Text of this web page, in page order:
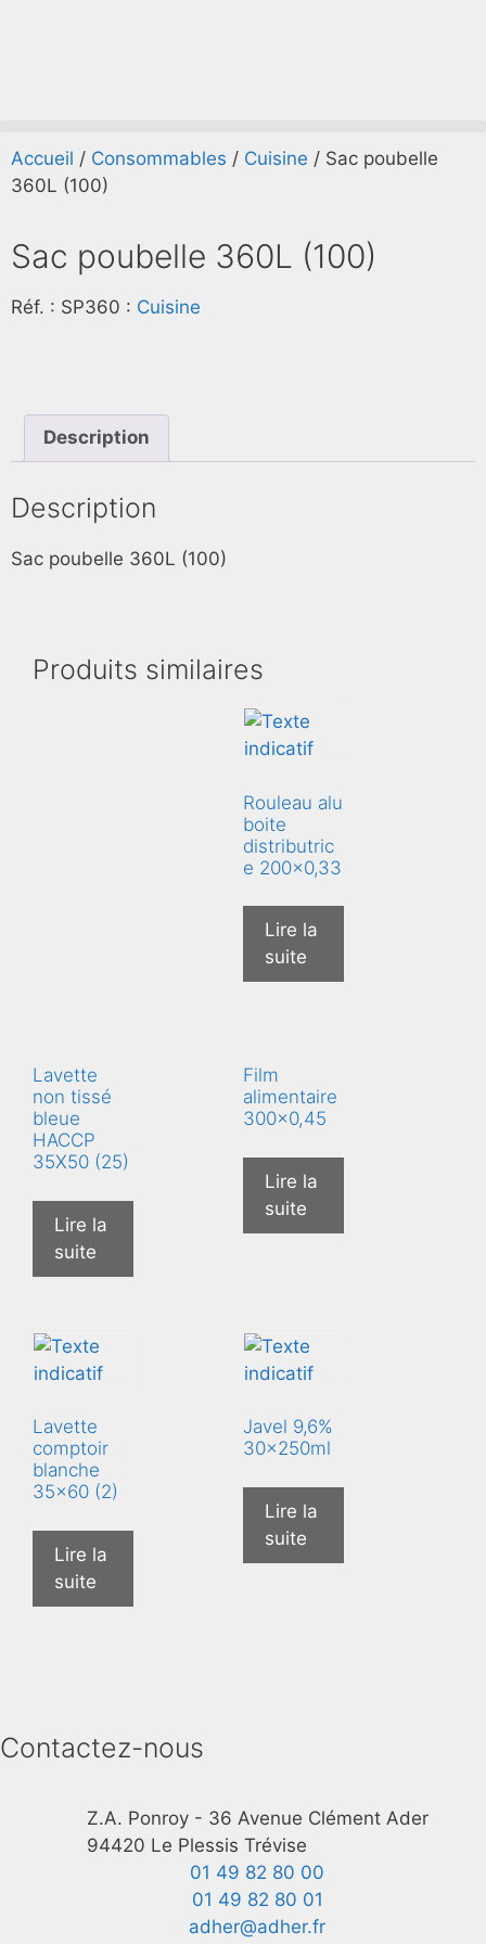
Accueil / Consommables / Cuisine / Sac poubelle
360L (100)
Sac poubelle 360L (100)
Réf. : SP360 : Cuisine
Description
Description
Sac poubelle 360L (100)
Produits similaires
Rouleau alu
boite
distributric
e 200×0,33
Lire la
suite
Lavette
non tissé
bleue
HACCP
35X50 (25)
Lire la
suite
Film
alimentaire
300×0,45
Lire la
suite
Lavette
comptoir
blanche
35×60 (2)
Lire la
suite
Javel 9,6%
30x250ml
Lire la
suite
Contactez-nous
Z.A. Ponroy - 36 Avenue Clément Ader
94420 Le Plessis Trévise
01 49 82 80 00
01 49 82 80 01
adher@adher.fr